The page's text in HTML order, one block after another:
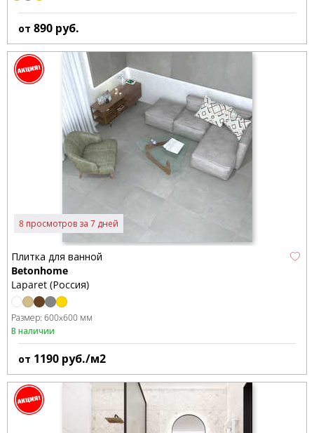
от 890 руб.
8 просмотров за 7 дней
Плитка для ванной
Betonhome
Laparet (Россия)
Размер: 600x600 мм
В наличии
от 1190 руб./м2